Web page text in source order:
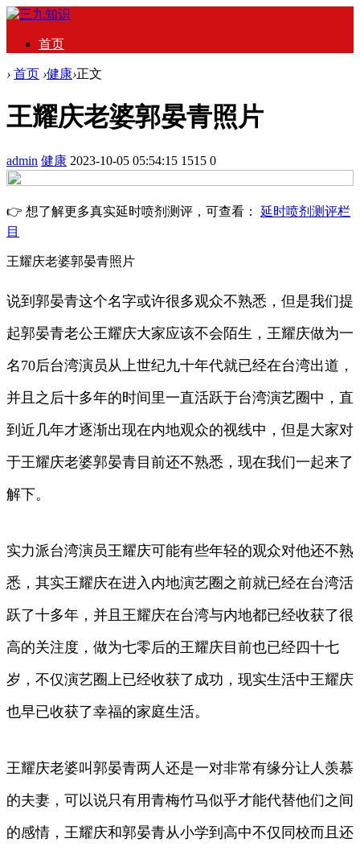
首页
› 首页 ›健康›正文
王耀庆老婆郭晏青照片
admin 健康 2023-10-05 05:54:15 1515 0
👉 想了解更多真实延时喷剂测评，可查看： 延时喷剂测评栏
目
王耀庆老婆郭晏青照片
说到郭晏青这个名字或许很多观众不熟悉，但是我们提
起郭晏青老公王耀庆大家应该不会陌生，王耀庆做为一
名70后台湾演员从上世纪九十年代就已经在台湾出道，
并且之后十多年的时间里一直活跃于台湾演艺圈中，直
到近几年才逐渐出现在内地观众的视线中，但是大家对
于王耀庆老婆郭晏青目前还不熟悉，现在我们一起来了
解下。
实力派台湾演员王耀庆可能有些年轻的观众对他还不熟
悉，其实王耀庆在进入内地演艺圈之前就已经在台湾活
跃了十多年，并且王耀庆在台湾与内地都已经收获了很
高的关注度，做为七零后的王耀庆目前也已经四十七
岁，不仅演艺圈上已经收获了成功，现实生活中王耀庆
也早已收获了幸福的家庭生活。
王耀庆老婆叫郭晏青两人还是一对非常有缘分让人羡慕
的夫妻，可以说只有用青梅竹马似乎才能代替他们之间
的感情，王耀庆和郭晏青从小学到高中不仅同校而且还